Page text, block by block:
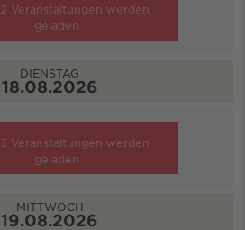
2 Veranstaltungen werden
geladen
DIENSTAG
18.08.2026
3 Veranstaltungen werden
geladen
MITTWOCH
19.08.2026